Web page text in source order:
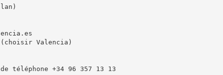
Valencia)
téléphone +34 96 357 13 13